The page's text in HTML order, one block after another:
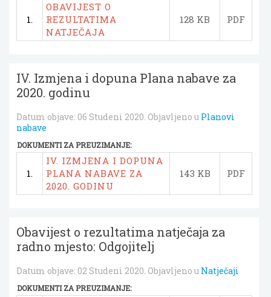
1.
OBAVIJEST O
REZULTATIMA
NATJEČAJA
128 KB PDF
IV. Izmjena i dopuna Plana nabave za
2020. godinu
Datum objave: 06 Studeni 2020. Objavljeno u Planovi
nabave
DOKUMENTI ZA PREUZIMANJE:
1.
IV. IZMJENA I DOPUNA
PLANA NABAVE ZA
2020. GODINU
143 KB PDF
Obavijest o rezultatima natječaja za
radno mjesto: Odgojitelj
Datum objave: 02 Studeni 2020. Objavljeno u Natječaji
DOKUMENTI ZA PREUZIMANJE: